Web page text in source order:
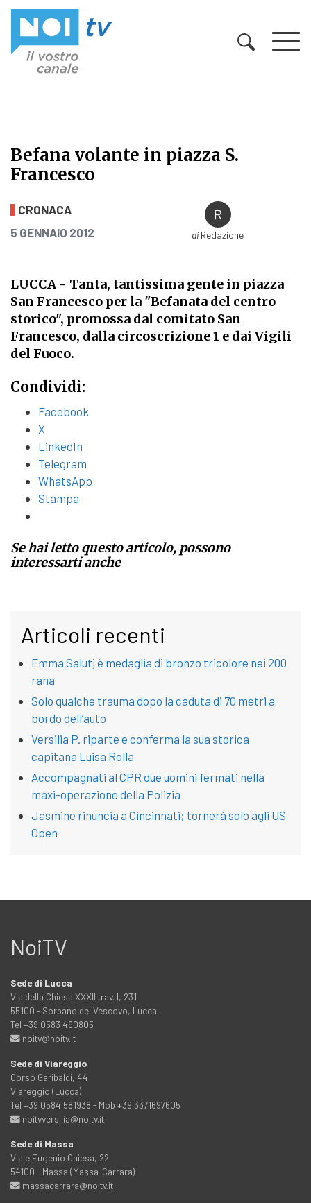
Befana volante in piazza S.
Francesco
Befana volante in piazza S.
CRONACA
PUBBLICATO IL
5 GENNAIO 2012 diRedazione
LUCCA - Tanta, tantissima gente in piazza
San Francesco per la "Befanata del centro
storico", promossa dal comitato San
Francesco, dalla circoscrizione 1 e dai Vigili
del Fuoco.
Condividi:
Facebook
X
LinkedIn
Telegram
WhatsApp
Stampa
Se hai letto questo articolo, possono
interessarti anche
Articoli recenti
Emma Salutj è medaglia di bronzo tricolore nei 200
rana
Solo qualche trauma dopo la caduta di 70 metri a
bordo dell’auto
Versilia P. riparte e conferma la sua storica
capitana Luisa Rolla
Accompagnati al CPR due uomini fermati nella
maxi-operazione della Polizia
Jasmine rinuncia a Cincinnati; tornerà solo agli US
Open
NoiTV
Sede di Lucca
Via della Chiesa XXXII trav. I, 231
55100 - Sorbano del Vescovo, Lucca
Tel +39 0583 490805
noitv@noitv.it
Sede di Viareggio
Corso Garibaldi, 44
Viareggio (Lucca)
Tel +39 0584 581938 - Mob +39 3371697605
noitvversilia@noitv.it
Sede di Massa
Viale Eugenio Chiesa, 22
54100 - Massa (Massa-Carrara)
massacarrara@noitv.it